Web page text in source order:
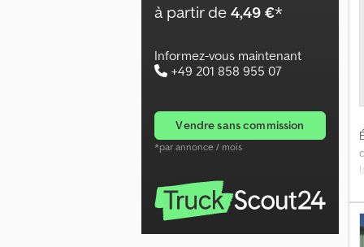
à partir de4,49 €*
Informez-vous maintenant
+49 201 858 955 07
vendre sans commission
*par annonce / mois